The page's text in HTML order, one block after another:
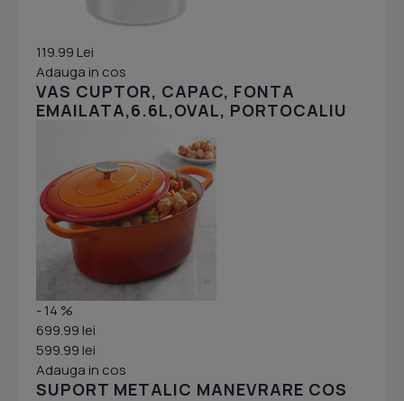
119.99 Lei
Adauga in cos
VAS CUPTOR, CAPAC, FONTA
EMAILATA,6.6L,OVAL, PORTOCALIU
- 14 %
699.99 lei
599.99 lei
Adauga in cos
SUPORT METALIC MANEVRARE COS